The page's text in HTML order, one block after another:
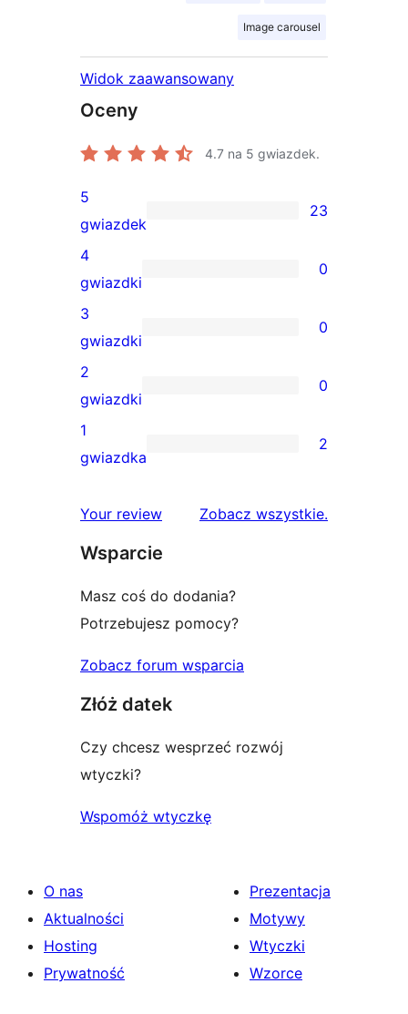
Image carousel
Widok zaawansowany
Oceny
4.7 na 5 gwiazdek.
23
recenzje
5-
gwiazdkowe
5
gwiazdek
23
0
recenzji
4-
gwiazdkowych
4
gwiazdki
0
0
recenzji
3-
gwiazdkowych
3
gwiazdki
0
0
recenzji
2-
2
gwiazdki
0
2
1-
1
gwiazdka
2
Your review Zobacz wszystkierecenzje
.
Wsparcie
Masz coś do dodania?
Potrzebujesz pomocy?
Zobacz forum wsparcia
Złóż datek
Czy chcesz wesprzeć rozwój
wtyczki?
Wspomóż wtyczkę
O nas
Aktualności
Hosting
Prywatność
Prezentacja
Motywy
Wtyczki
Wzorce